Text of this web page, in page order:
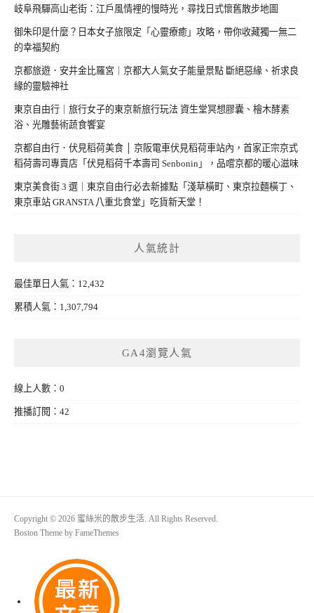
岐阜飛驒高山老街：江戶風情裡的慢時光，尋找日式懷舊散步地圖
御朱印是什麼？日本女子旅限定「心靈療癒」攻略，帶你收藏獨一無二
的幸福契約
京都旅遊．安井金比羅宮｜京都大人氣女子能量景點 斷絕惡緣、祈求良
緣的靈驗神社
東京自由行｜旅行女子的東京新旅行玩法 資生堂冥想膠囊、檜木酵素
浴、光雕藝術蔬食饗宴
京都自由行．伏見稻荷美食 │ 京阪電車伏見稻荷車站內，首家正宗京式
稻荷壽司專賣店「伏見稻荷千本壽司 Senbonin」，品嚐京都的暖心滋味
東京美食街 3 選｜東京自由行必去新據點「淺草橫町、東京拉麵橫丁、
東京車站 GRANSTA 八重北食堂」吃貨新天堂！
人氣統計
最佳單日人氣：12,432
累積人氣：1,307,794
GA4瀏覽人氣
線上人數：0
推播訂閱：42
Copyright © 2026 蜜絲米的散步生活. All Rights Reserved.
Boston Theme by FameThemes